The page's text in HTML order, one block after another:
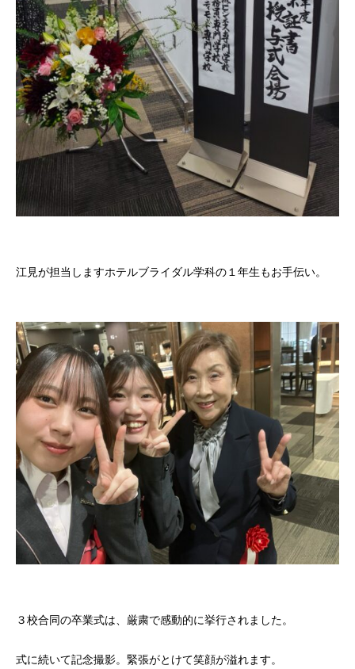
江見が担当しますホテルブライダル学科の１年生もお手伝い。
３校合同の卒業式は、厳粛で感動的に挙行されました。
式に続いて記念撮影。緊張がとけて笑顔が溢れます。